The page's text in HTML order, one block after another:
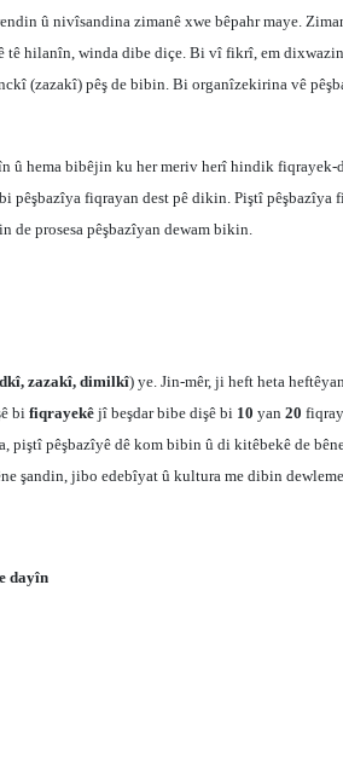
û nivîsandina zimanê xwe bêpahr maye.
hilanîn, winda dibe diçe. Bi vî fikrî, em
(zazakî) pêş de bibin. Bi organîzekirina vê
û hema bibêjin ku her meriv herî hindik fiqrayek-
pêşbazîya fiqrayan dest pê dikin. Piştî pêşbazîya
de prosesa pêşbazîyan dewam bikin.
zazakî, dimilkî) ye. Jin-mêr, ji heft heta
bifiqrayekê jî beşdar bibe dişê bi 10 yan 20
piştî pêşbazîyê dê kom bibin û di kitêbekê de
şandin, jibo edebîyat û kultura me dibin
dayîn